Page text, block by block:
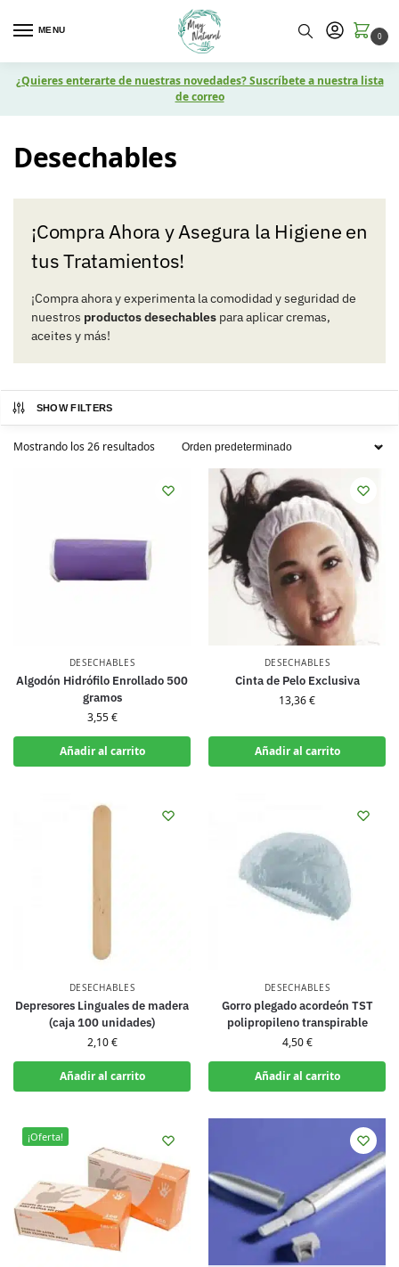
MENU
0
¿Quieres enterarte de nuestras novedades? Suscríbete a nuestra lista
de correo
Desechables
¡Compra Ahora y Asegura la Higiene en
tus Tratamientos!
¡Compra ahora y experimenta la comodidad y seguridad de
nuestros productos desechables para aplicar cremas,
aceites y más!
SHOW FILTERS
Mostrando los 26 resultados
DESECHABLES
Algodón Hidrófilo Enrollado 500
gramos
3,55€
Añadir al carrito
DESECHABLES
Cinta de Pelo Exclusiva
13,36€
Añadir al carrito
DESECHABLES
Depresores Linguales de madera
(caja 100 unidades)
2,10€
Añadir al carrito
DESECHABLES
Gorro plegado acordeón TST
polipropileno transpirable
4,50€
Añadir al carrito
¡Oferta!